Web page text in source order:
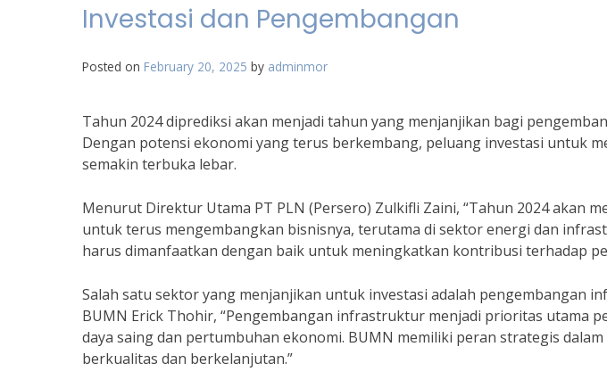
Investasi dan Pengembangan
Posted on February 20, 2025 by adminmor
Tahun 2024 diprediksi akan menjadi tahun yang menjanjikan bagi
Dengan potensi ekonomi yang terus berkembang, peluang investasi untuk
semakin terbuka lebar.
Menurut Direktur Utama PT PLN (Persero) Zulkifli Zaini, “Tahun 2024 akan
untuk terus mengembangkan bisnisnya, terutama di sektor energi dan
harus dimanfaatkan dengan baik untuk meningkatkan kontribusi terhadap
Salah satu sektor yang menjanjikan untuk investasi adalah pengembangan
BUMN Erick Thohir, “Pengembangan infrastruktur menjadi prioritas utama
daya saing dan pertumbuhan ekonomi. BUMN memiliki peran strategis
berkualitas dan berkelanjutan.”